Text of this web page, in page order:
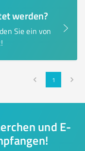
werden?
Sie ein von
1
und E-